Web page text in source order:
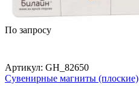
По запросу
Артикул: GH_82650
Сувенирные магниты (плоские)